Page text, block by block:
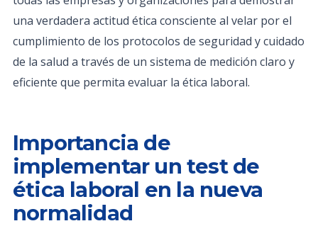
una verdadera actitud ética consciente al velar por el
cumplimiento de los protocolos de seguridad y cuidado
de la salud a través de un sistema de medición claro y
eficiente que permita evaluar la ética laboral.
Importancia de
implementar un test de
ética laboral en la nueva
normalidad